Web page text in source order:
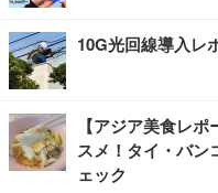
10G光回線導入レ
【アジア美食レ
スメ！タイ・バン
ェック